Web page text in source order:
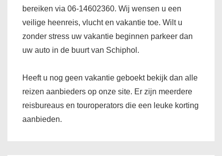
bereiken via 06-14602360. Wij wensen u een
veilige heenreis, vlucht en vakantie toe. Wilt u
zonder stress uw vakantie beginnen parkeer dan
uw auto in de buurt van Schiphol.
Heeft u nog geen vakantie geboekt bekijk dan alle
reizen aanbieders op onze site. Er zijn meerdere
reisbureaus en touroperators die een leuke korting
aanbieden.